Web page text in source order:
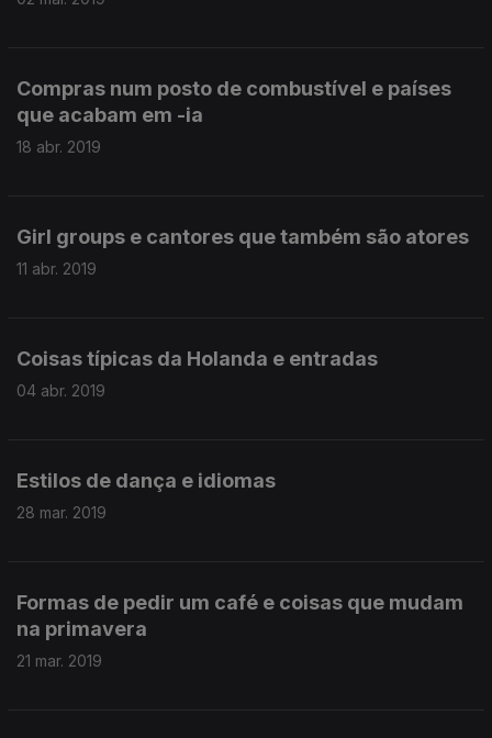
Compras num posto de combustível e países
que acabam em -ia
18 abr. 2019
Girl groups e cantores que também são atores
11 abr. 2019
Coisas típicas da Holanda e entradas
04 abr. 2019
Estilos de dança e idiomas
28 mar. 2019
Formas de pedir um café e coisas que mudam
na primavera
21 mar. 2019